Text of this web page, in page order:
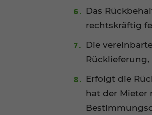
Das
rechtskräftig
Die
Erfolgt die
hat der Mieter